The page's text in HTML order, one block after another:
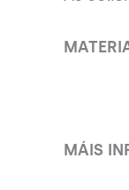
MÁIS